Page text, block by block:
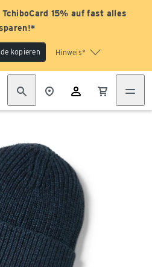
15% auf fast alles
kopieren Hinweis*